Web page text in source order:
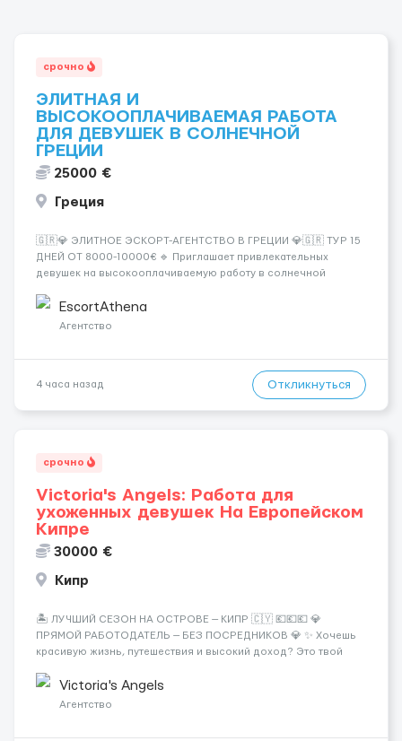
срочно
ЭЛИТНАЯ И
ВЫСОКООПЛАЧИВАЕМАЯ РАБОТА
ДЛЯ ДЕВУШЕК В СОЛНЕЧНОЙ
ГРЕЦИИ
25000 €
Греция
🇬🇷💎 ЭЛИТНОЕ ЭСКОРТ-АГЕНТСТВО В ГРЕЦИИ 💎🇬🇷 ТУР 15
ДНЕЙ ОТ 8000-10000€ 🔹 Приглашает привлекательных
девушек на высокооплачиваемую работу в солнечной
хорошие деньги 💶 — это предложение для тебя! 🔹
Требования: ✔️ Возраст от ...
EscortAthena
Агентство
4 часа назад Откликнуться
срочно
Victoria's Angels: Работа для
ухоженных девушек На Европейском
Кипре
30000 €
Кипр
🏝️ ЛУЧШИЙ СЕЗОН НА ОСТРОВЕ — КИПР 🇨🇾 💶💶💶 💎
ПРЯМОЙ РАБОТОДАТЕЛЬ — БЕЗ ПОСРЕДНИКОВ 💎 ✨ Хочешь
красивую жизнь, путешествия и высокий доход? Это твой
Опытная команда с годами практики — Стабильный поток
клиентов (без ...
Victoria's Angels
Агентство